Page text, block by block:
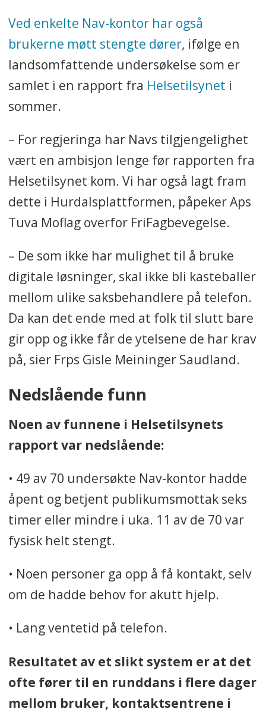
Ved enkelte Nav-kontor har også
brukerne møtt stengte dører, ifølge en
landsomfattende undersøkelse som er
samlet i en rapport fra Helsetilsynet i
sommer.
– For regjeringa har Navs tilgjengelighet
vært en ambisjon lenge før rapporten fra
Helsetilsynet kom. Vi har også lagt fram
dette i Hurdalsplattformen, påpeker Aps
Tuva Moflag overfor FriFagbevegelse.
– De som ikke har mulighet til å bruke
digitale løsninger, skal ikke bli kasteballer
mellom ulike saksbehandlere på telefon.
Da kan det ende med at folk til slutt bare
gir opp og ikke får de ytelsene de har krav
på, sier Frps Gisle Meininger Saudland.
Nedslående funn
Noen av funnene i Helsetilsynets
rapport var nedslående:
• 49 av 70 undersøkte Nav-kontor hadde
åpent og betjent publikumsmottak seks
timer eller mindre i uka. 11 av de 70 var
fysisk helt stengt.
• Noen personer ga opp å få kontakt, selv
om de hadde behov for akutt hjelp.
• Lang ventetid på telefon.
Resultatet av et slikt system er at det
ofte fører til en runddans i flere dager
mellom bruker, kontaktsentrene i